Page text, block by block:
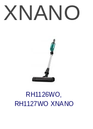
XNANO
RH1126WO,
RH1127WO XNANO